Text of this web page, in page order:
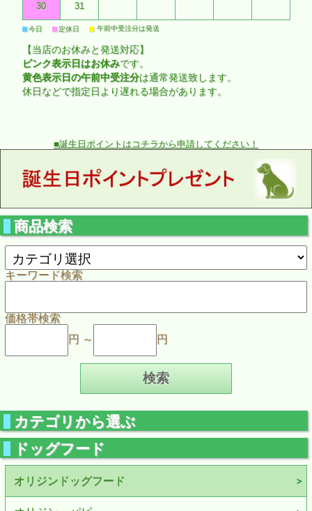
30 31
■今日 ■定休日 ■ 午前中受注分は発送
【当店のお休みと発送対応】
ピンク表示日はお休みです。
黄色表示日の午前中受注分は通常発送致します。
休日などで指定日より遅れる場合があります。
■誕生日ポイントはコチラから申請してください！
商品検索
キーワード検索
価格帯検索
円 ～
円
カテゴリから選ぶ
ドッグフード
オリジンドッグフード